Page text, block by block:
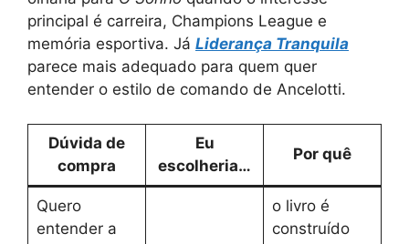
principal é carreira, Champions League e
memória esportiva. Já Liderança Tranquila
parece mais adequado para quem quer
entender o estilo de comando de Ancelotti.
Dúvida de
compra
Eu
escolheria…
Por quê
Quero
entender a
o livro é
construído